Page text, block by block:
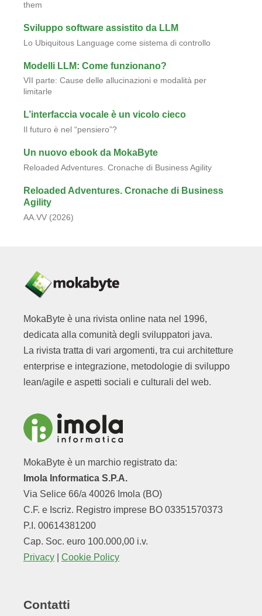
them
Sviluppo software assistito da LLM
Lo Ubiquitous Language come sistema di controllo
Modelli LLM: Come funzionano?
VII parte: Cause delle allucinazioni e modalità per
limitarle
L’interfaccia vocale è un vicolo cieco
Il futuro è nel “pensiero”?
Un nuovo ebook da MokaByte
Reloaded Adventures. Cronache di Business Agility
Reloaded Adventures. Cronache di Business
Agility
AA.VV (2026)
MokaByte è una rivista online nata nel 1996,
dedicata alla comunità degli sviluppatori java.
La rivista tratta di vari argomenti, tra cui architetture
enterprise e integrazione, metodologie di sviluppo
lean/agile e aspetti sociali e culturali del web.
MokaByte è un marchio registrato da:
Imola Informatica S.P.A.
Via Selice 66/a 40026 Imola (BO)
C.F. e Iscriz. Registro imprese BO 03351570373
P.I. 00614381200
Cap. Soc. euro 100.000,00 i.v.
Privacy
Cookie Policy
Contatti